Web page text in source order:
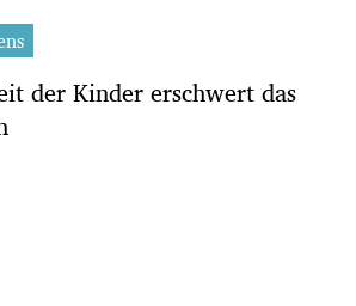
der Kinder erschwert das